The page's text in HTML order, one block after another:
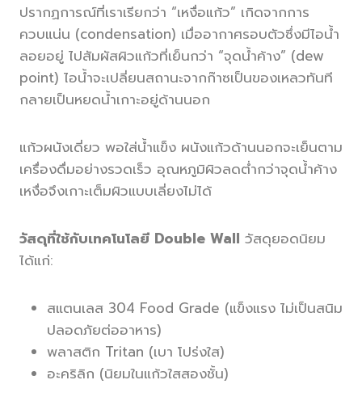
ปรากฏการณ์ที่เราเรียกว่า “เหงื่อแก้ว” เกิดจากการ
ควบแน่น (condensation) เมื่ออากาศรอบตัวซึ่งมีไอน้ำ
ลอยอยู่ ไปสัมผัสผิวแก้วที่เย็นกว่า “จุดน้ำค้าง” (dew
point) ไอน้ำจะเปลี่ยนสถานะจากก๊าซเป็นของเหลวทันที
กลายเป็นหยดน้ำเกาะอยู่ด้านนอก
แก้วผนังเดี่ยว พอใส่น้ำแข็ง ผนังแก้วด้านนอกจะเย็นตาม
เครื่องดื่มอย่างรวดเร็ว อุณหภูมิผิวลดต่ำกว่าจุดน้ำค้าง
เหงื่อจึงเกาะเต็มผิวแบบเลี่ยงไม่ได้
วัสดุที่ใช้กับเทคโนโลยี Double Wall วัสดุยอดนิยม
ได้แก่:
สแตนเลส 304 Food Grade (แข็งแรง ไม่เป็นสนิม
ปลอดภัยต่ออาหาร)
พลาสติก Tritan (เบา โปร่งใส)
อะคริลิก (นิยมในแก้วใสสองชั้น)